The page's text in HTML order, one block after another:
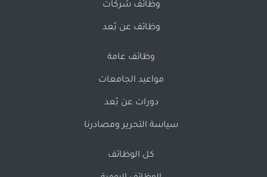
وظائف شركات
وظائف عن بُعد
وظائف عامة
مواعيد الجامعات
دورات عن بُعد
سياسة التحرير ومصادرنا
كل الوظائف